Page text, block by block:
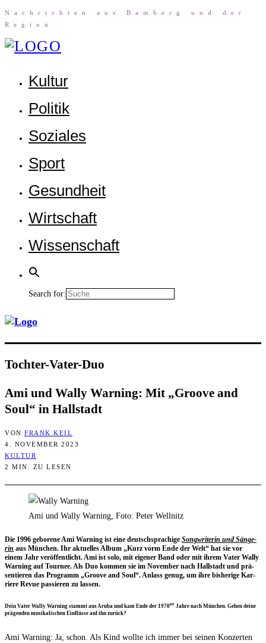
Nach­rich­ten aus Bam­berg und der
Region
Kul­tur
Poli­tik
Sozia­les
Sport
Gesund­heit
Wirt­schaft
Wis­sen­schaft
Search for:
Toch­ter-Vater-Duo
Ami und Wal­ly War­ning: Mit „Groo­ve and
Soul“ in Hallstadt
VON FRANK KEIL
4. NOVEMBER 2023
KULTUR
2 MIN. ZU LESEN
Ami und Wally Warning, Foto: Peter Wellnitz
Die 1996 gebo­re­ne Ami War­ning ist eine deutsch­spra­chi­ge Song­wri­te­rin und Sän­ge­
rin aus Mün­chen. Ihr aktu­el­les Album „Kurz vorm Ende der Welt“ hat sie vor
einem Jahr ver­öf­fent­licht. Ami ist solo, mit eige­ner Band oder mit ihrem Vater Wal­ly
War­ning auf Tour­nee. Als Duo kom­men sie im Novem­ber nach Hall­stadt und prä­
sen­tie­ren das Pro­gramm „Groo­ve and Soul“. Anlass genug, um ihre bis­he­ri­ge Kar­
rie­re Revue pas­sie­ren zu lassen.
Dein Vater Wal­ly War­ning stammt aus Aru­ba und kam Ende der 1970er Jah­re nach Mün­chen. Gehen dei­ne
prä­gen­den musi­ka­li­schen Ein­flüs­se auf ihn zurück?
Ami War­ning: Ja, schon. Als Kind woll­te ich immer bei sei­nen Kon­zer­ten